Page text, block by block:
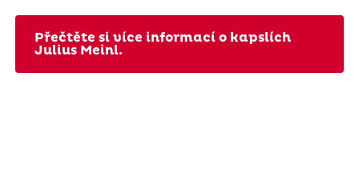
Přečtěte si více informací o kapslích
Julius Meinl.